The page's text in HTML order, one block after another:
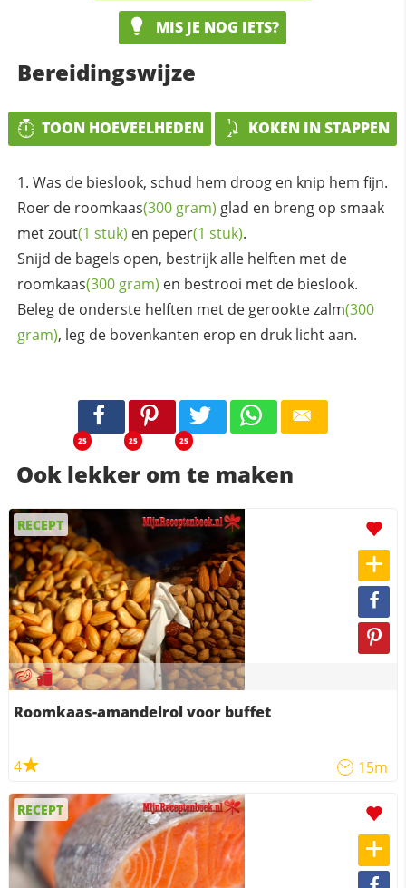
MIS JE NOG IETS?
Bereidingswijze
TOON HOEVEELHEDEN KOKEN IN STAPPEN
Was de bieslook, schud hem droog en knip hem fijn.
Roer de roomkaas(300 gram) glad en breng op smaak
metzout(1 stuk) en peper(1 stuk).
Snijd de bagels open, bestrijk alle helften met de
roomkaas(300 gram) en bestrooi met de bieslook.
Beleg de onderste helften met de gerooktezalm(300
gram), leg de bovenkanten erop en druk licht aan.
25 25 25
Ook lekker om te maken
RECEPT
Roomkaas-amandelrol voor buffet
4 15m
RECEPT